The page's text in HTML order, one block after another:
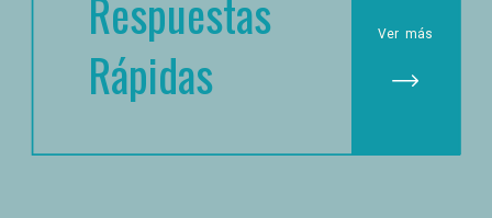
Respuestas
Rápidas
Ver más